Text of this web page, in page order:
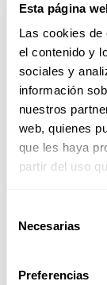
Esta página
Las cookies
el contenido y
sociales y
información
nuestros
web, quienes
que les haya
partir del uso
Necesarias
Preferencias
Viernes:
Sábado:
Domingo:
COLECCIONES